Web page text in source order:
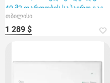
40 მ2 ფართობის საჰაერო გაგ
თბილისი
1 289 $